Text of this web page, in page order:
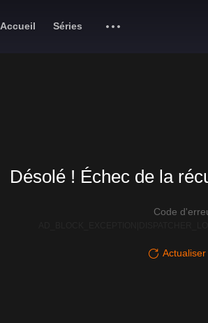
Accueil Séries
Désolé ! Échec de la
Code